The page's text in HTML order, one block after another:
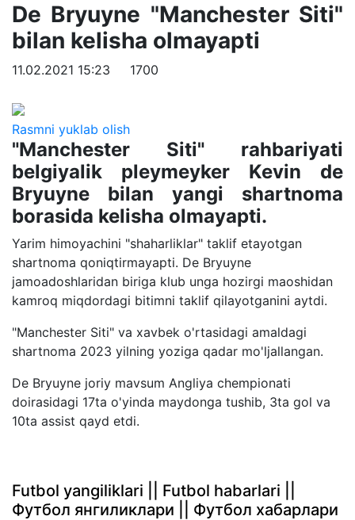
De Bryuyne "Manchester Siti"
bilan kelisha olmayapti
11.02.2021 15:23 1700
Rasmni yuklab olish
"Manchester Siti" rahbariyati
belgiyalik pleymeyker Kevin de
Bryuyne bilan yangi shartnoma
borasida kelisha olmayapti.
Yarim himoyachini "shaharliklar" taklif etayotgan
shartnoma qoniqtirmayapti. De Bryuyne
jamoadoshlaridan biriga klub unga hozirgi maoshidan
kamroq miqdordagi bitimni taklif qilayotganini aytdi.
"Manchester Siti" va xavbek o'rtasidagi amaldagi
shartnoma 2023 yilning yoziga qadar mo'ljallangan.
De Bryuyne joriy mavsum Angliya chempionati
doirasidagi 17ta o'yinda maydonga tushib, 3ta gol va
10ta assist qayd etdi.
Futbol yangiliklari || Futbol habarlari ||
Футбол янгиликлари || Футбол хабарлари